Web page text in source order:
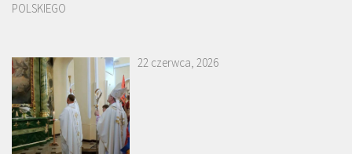
POLSKIEGO
22 czerwca, 2026